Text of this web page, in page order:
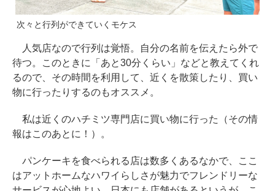
次々と行列ができていくモケス
人気店なので行列は覚悟。自分の名前を伝えたら外で
待つ。このときに「あと30分くらい」などと教えてくれ
るので、その時間を利用して、近くを散策したり、買い
物に行ったりするのもオススメ。
私は近くのハチミツ専門店に買い物に行った（その情
報はこのあとに！）。
パンケーキを食べられる店は数多くあるなかで、ここ
はアットホームなハワイらしさが魅力でフレンドリーな